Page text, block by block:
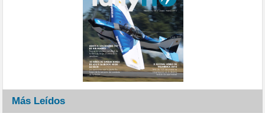
Más Leídos